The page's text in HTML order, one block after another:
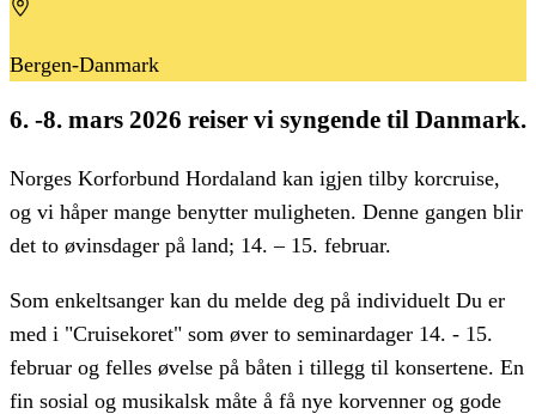
Bergen-Danmark
6. -8. mars 2026 reiser vi syngende til Danmark.
Norges Korforbund Hordaland kan igjen tilby korcruise,
og vi håper mange benytter muligheten. Denne gangen blir
det to øvinsdager på land; 14. – 15. februar.
Som enkeltsanger kan du melde deg på individuelt Du er
med i "Cruisekoret" som øver to seminardager 14. - 15.
februar og felles øvelse på båten i tillegg til konsertene. En
fin sosial og musikalsk måte å få nye korvenner og gode